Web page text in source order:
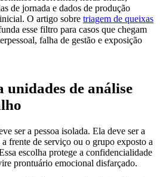
de jornada e dados de produção
O artigo sobre triagem de queixas
esse filtro para casos que chegam
falha de gestão e exposição
unidades de análise
ser a pessoa isolada. Ela deve ser a
frente de serviço ou o grupo exposto a
escolha protege a confidencialidade
prontuário emocional disfarçado.